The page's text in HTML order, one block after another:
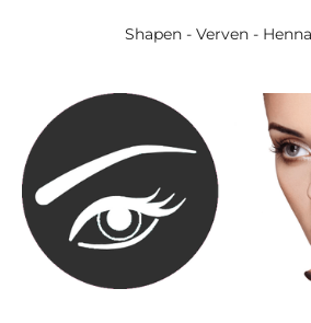
Shapen - Verven -